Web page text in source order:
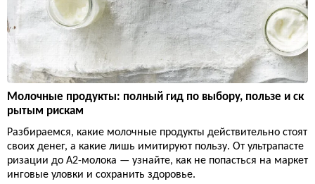
Молочные продукты: полный гид по выбору, пользе и ск
рытым рискам
Разбираемся, какие молочные продукты действительно стоят
своих денег, а какие лишь имитируют пользу. От ультрапасте
ризации до А2-молока — узнайте, как не попасться на маркет
инговые уловки и сохранить здоровье.